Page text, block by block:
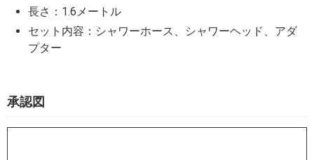
長さ：1.6メートル
セット内容：シャワーホース、シャワーヘッド、アダ
プター
承認図